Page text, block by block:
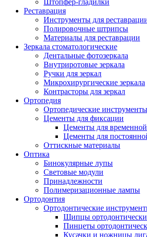
Реставрация
Инструменты для
Полировочные штрипсы
Материалы для реставрации
Зеркала стоматологические
Дентальные фотозеркала
Внутриротовые зеркала
Ручки для зеркал
Микрохирургические зеркала
Контрасторы для зеркал
Ортопедия
Ортопедические инструменты
Цементы для фиксации
Цементы для
Цементы для
Оттискные материалы
Оптика
Бинокулярные лупы
Световые модули
Принадлежности
Полимеризационные лампы
Ортодонтия
Ортодонтические
Щипцы
Пинцеты
Кусачки и ножницы